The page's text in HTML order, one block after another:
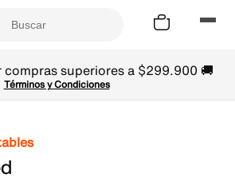
superiores a $299.900 🚚
Términos y Condiciones